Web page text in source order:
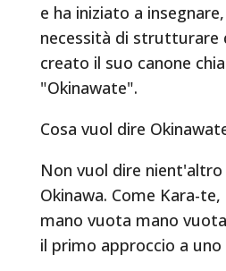
e ha iniziato a
necessità di strutturare
creato il suo canone
"Okinawate".
Cosa vuol dire
Non vuol dire nient'altro
Okinawa. Come Kara-
mano vuota mano
il primo approccio a uno